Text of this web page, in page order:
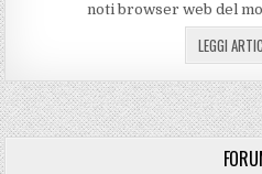
noti browser web del
LEGGI